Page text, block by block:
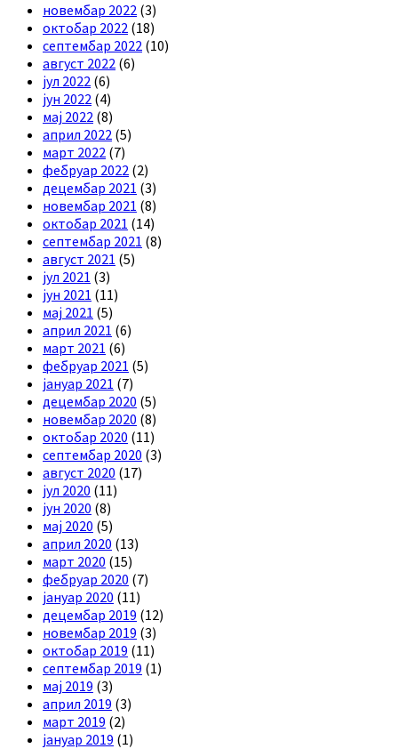
новембар 2022 (3)
октобар 2022 (18)
септембар 2022 (10)
август 2022 (6)
јул 2022 (6)
јун 2022 (4)
мај 2022 (8)
април 2022 (5)
март 2022 (7)
фебруар 2022 (2)
децембар 2021 (3)
новембар 2021 (8)
октобар 2021 (14)
септембар 2021 (8)
август 2021 (5)
јул 2021 (3)
јун 2021 (11)
мај 2021 (5)
април 2021 (6)
март 2021 (6)
фебруар 2021 (5)
јануар 2021 (7)
децембар 2020 (5)
новембар 2020 (8)
октобар 2020 (11)
септембар 2020 (3)
август 2020 (17)
јул 2020 (11)
јун 2020 (8)
мај 2020 (5)
април 2020 (13)
март 2020 (15)
фебруар 2020 (7)
јануар 2020 (11)
децембар 2019 (12)
новембар 2019 (3)
октобар 2019 (11)
септембар 2019 (1)
мај 2019 (3)
април 2019 (3)
март 2019 (2)
јануар 2019 (1)